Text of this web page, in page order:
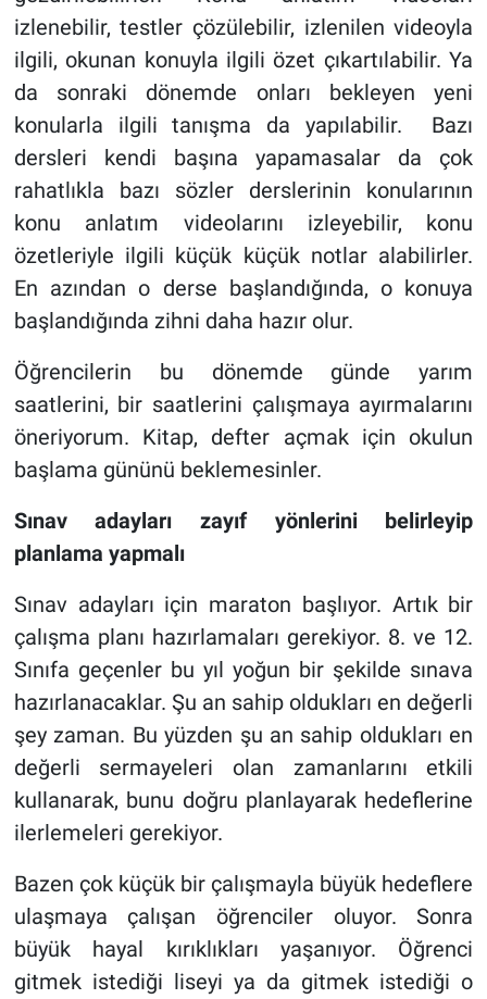
izlenebilir, testler çözülebilir, izlenilen videoyla
ilgili, okunan konuyla ilgili özet çıkartılabilir. Ya
da sonraki dönemde onları bekleyen yeni
konularla ilgili tanışma da yapılabilir. Bazı
dersleri kendi başına yapamasalar da çok
rahatlıkla bazı sözler derslerinin konularının
konu anlatım videolarını izleyebilir, konu
özetleriyle ilgili küçük küçük notlar alabilirler.
En azından o derse başlandığında, o konuya
başlandığında zihni daha hazır olur.
Öğrencilerin bu dönemde günde yarım
saatlerini, bir saatlerini çalışmaya ayırmalarını
öneriyorum. Kitap, defter açmak için okulun
başlama gününü beklemesinler.
Sınav adayları zayıf yönlerini belirleyip
planlama yapmalı
Sınav adayları için maraton başlıyor. Artık bir
çalışma planı hazırlamaları gerekiyor. 8. ve 12.
Sınıfa geçenler bu yıl yoğun bir şekilde sınava
hazırlanacaklar. Şu an sahip oldukları en değerli
şey zaman. Bu yüzden şu an sahip oldukları en
değerli sermayeleri olan zamanlarını etkili
kullanarak, bunu doğru planlayarak hedeflerine
ilerlemeleri gerekiyor.
Bazen çok küçük bir çalışmayla büyük hedeflere
ulaşmaya çalışan öğrenciler oluyor. Sonra
büyük hayal kırıklıkları yaşanıyor. Öğrenci
gitmek istediği liseyi ya da gitmek istediği o